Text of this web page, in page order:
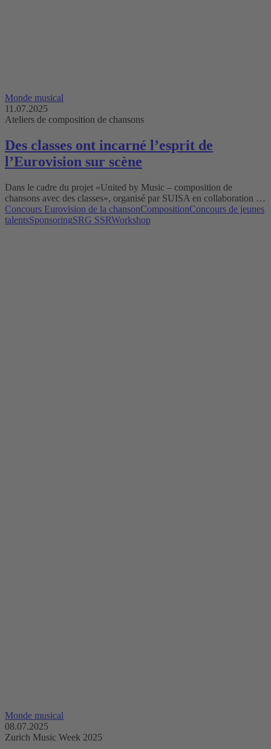
Monde musical
11.07.2025
Ateliers de composition de chansons
Des classes ont incarné l’esprit de
l’Eurovision sur scène
Dans le cadre du projet «United by Music – composition de
chansons avec des classes», organisé par SUISA en collaboration …
Concours Eurovision de la chansonCompositionConcours de jeunes
talentsSponsoringSRG SSRWorkshop
Monde musical
08.07.2025
Zurich Music Week 2025